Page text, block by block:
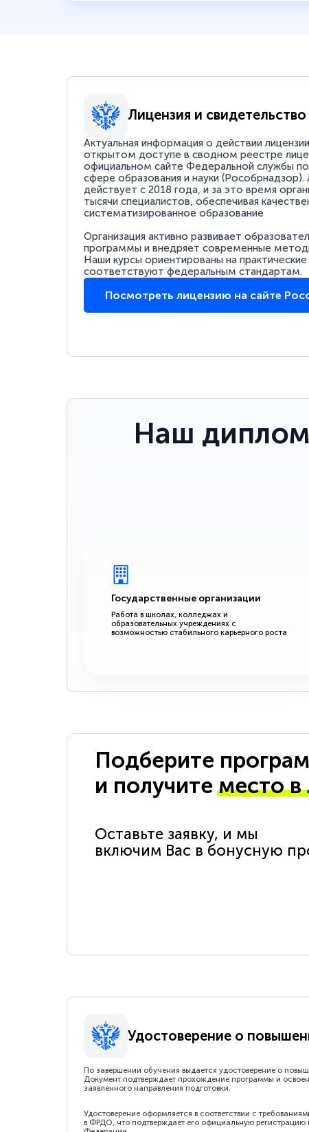
Лицензия и свидетельство
Актуальная информация о действии
открытом доступе в сводном реестре
официальном сайте Федеральной службы
сфере образования и науки (Рособрнадзор).
действует с 2018 года, и за это время
тысячи специалистов, обеспечивая
систематизированное образование
Организация активно развивает
программы и внедряет современные
Наши курсы ориентированы на практические
соответствуют федеральным стандартам.
Посмотреть лицензию на сайте
Наш
Государственные организации
Работа в школах, колледжах и
образовательных учреждениях с
возможностью стабильного карьерного роста
Подберите
и получитеместо в
Оставьте заявку, и мы
включим Вас в бонусную
Удостоверение о
По завершении обучения выдается удостоверение о
Документ подтверждает прохождение программы и
заявленного направления подготовки.
Удостоверение оформляется в соответствии с
в ФРДО, что подтверждает его официальную регистрацию